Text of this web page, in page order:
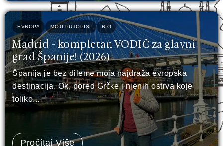
EVROPA MOJI PUTOPISI RIO
Madrid - kompletan VODIČ za glavni
grad Španije! (2026)
Španija je bez dileme moja najdraža evropska
destinacija. Ok, pored Grčke i njenih ostrva koje
toliko...
Pročitaj Više